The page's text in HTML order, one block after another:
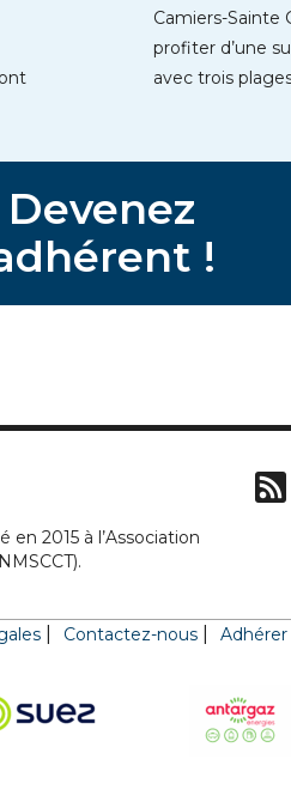
Camiers-Sainte
profiter d’une
avec trois
Devenez
!
en 2015 à l’Association
Contactez-nous Adhérer